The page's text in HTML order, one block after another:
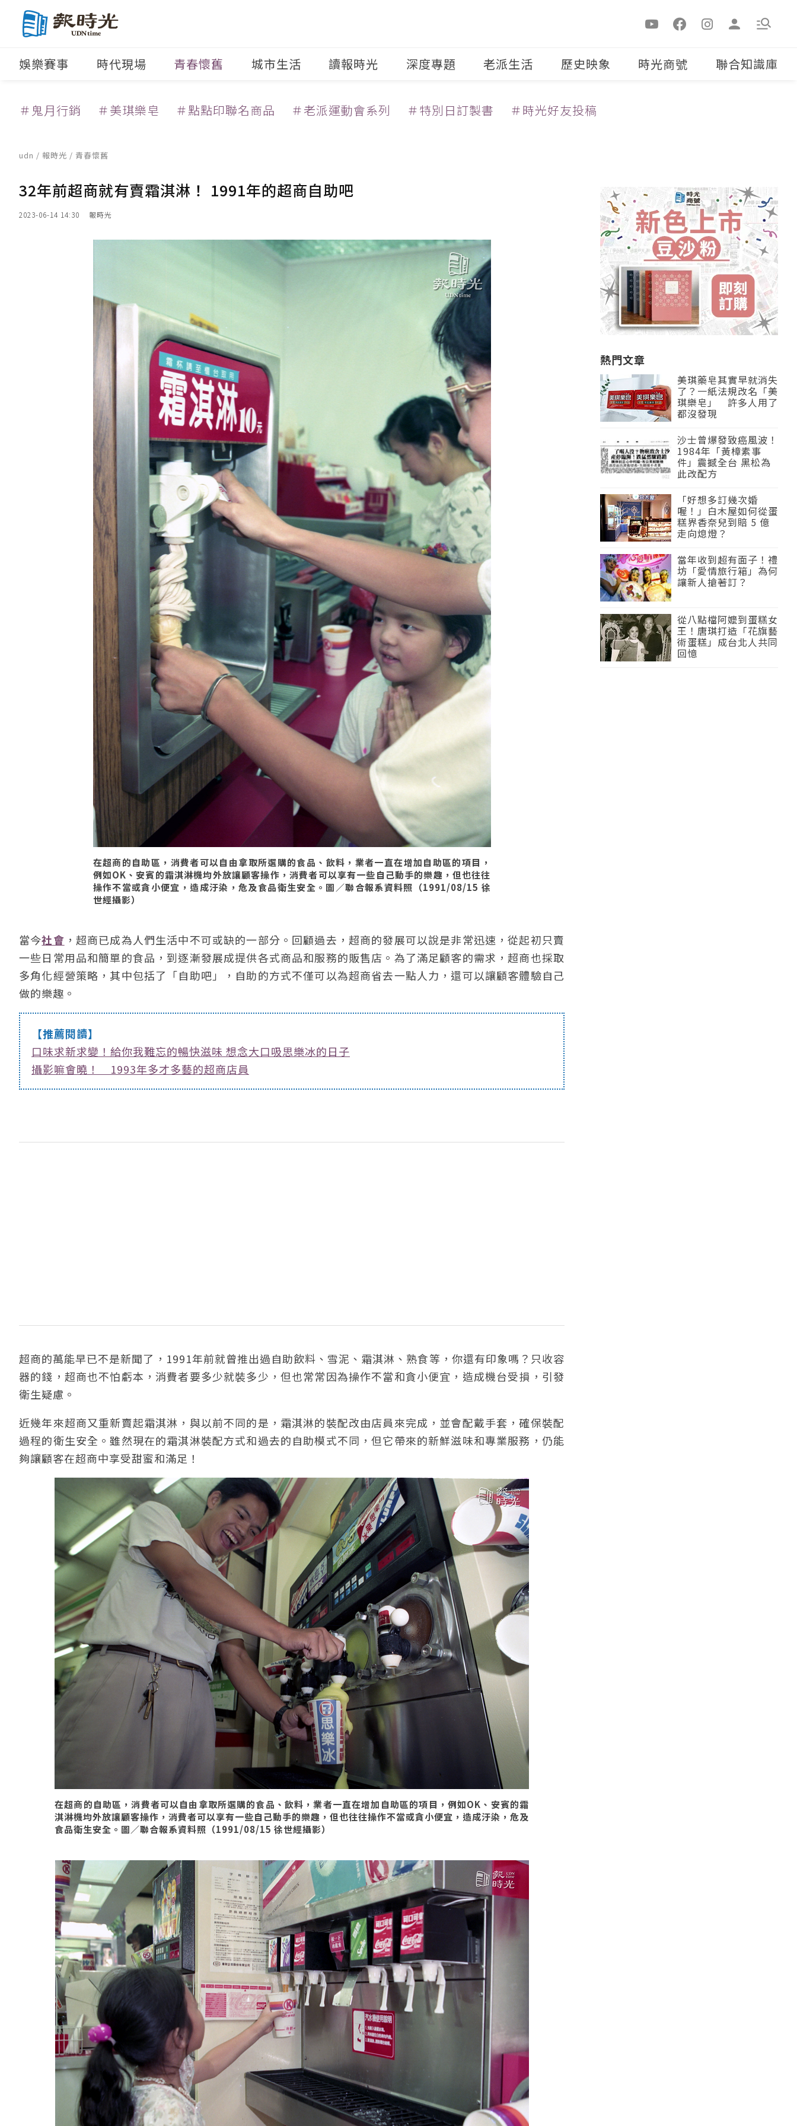
娛樂賽事 時代現場 青春懷舊 城市生活 讀報時光 深度專題 老派生活 歷史映象 時光商號 聯合知識庫
＃鬼月行銷 ＃美琪樂皂 ＃點點印聯名商品 ＃老派運動會系列 ＃特別日訂製書 ＃時光好友投稿
udn / 報時光 / 青春懷舊
32年前超商就有賣霜淇淋！ 1991年的超商自助吧
2023-06-14 14:30 報時光
在超商的自助區，消費者可以自由拿取所選購的食品、飲料，業者一直在增加自助區的項目，
例如OK、安賓的霜淇淋機均外放讓顧客操作，消費者可以享有一些自己動手的樂趣，但也往往
操作不當或貪小便宜，造成汙染，危及食品衛生安全。圖／聯合報系資料照（1991/08/15 徐
世經攝影）
當今社會 ，超商已成為人們生活中不可或缺的一部分。回顧過去，超商的發展可以說是非常迅速，從起初只賣
一些日常用品和簡單的食品，到逐漸發展成提供各式商品和服務的販售店。為了滿足顧客的需求，超商也採取
多角化經營策略，其中包括了「自助吧」，自助的方式不僅可以為超商省去一點人力，還可以讓顧客體驗自己
做的樂趣。
【推薦閱讀】
口味求新求變！給你我難忘的暢快滋味 想念大口吸思樂冰的日子
攝影嘛會曉！ 1993年多才多藝的超商店員
超商的萬能早已不是新聞了，1991年前就曾推出過自助飲料、雪泥、霜淇淋、熟食等，你還有印象嗎？只收容
器的錢，超商也不怕虧本，消費者要多少就裝多少，但也常常因為操作不當和貪小便宜，造成機台受損，引發
衛生疑慮。
近幾年來超商又重新賣起霜淇淋，與以前不同的是，霜淇淋的裝配改由店員來完成，並會配戴手套，確保裝配
過程的衛生安全。雖然現在的霜淇淋裝配方式和過去的自助模式不同，但它帶來的新鮮滋味和專業服務，仍能
夠讓顧客在超商中享受甜蜜和滿足！
在超商的自助區，消費者可以自由拿取所選購的食品、飲料，業者一直在增加自助區的項目，例如OK、安賓的霜
淇淋機均外放讓顧客操作，消費者可以享有一些自己動手的樂趣，但也往往操作不當或貪小便宜，造成汙染，危及
食品衛生安全。圖／聯合報系資料照（1991/08/15 徐世經攝影）
熱門文章
美琪藥皂其實早就消失
了？一紙法規改名「美
琪樂皂」 許多人用了
都沒發現
沙士曾爆發致癌風波！
1984年「黃樟素事
件」震撼全台 黑松為
此改配方
「好想多訂幾次婚
喔！」白木屋如何從蛋
糕界香奈兒到賠 5 億
走向熄燈？
當年收到超有面子！禮
坊「愛情旅行箱」為何
讓新人搶著訂？
從八點檔阿嬤到蛋糕女
王！唐琪打造「花旗藝
術蛋糕」成台北人共同
回憶